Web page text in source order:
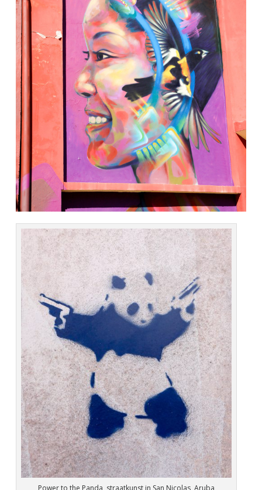
Power to the Panda, straatkunst in San Nicolas, Aruba